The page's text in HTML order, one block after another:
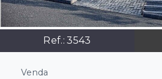
Ref.:3543
Venda